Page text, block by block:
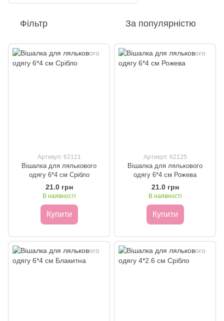
Фільтр За популярністю
Артикул: 62121
Вішалка для лялькового
одягу 6*4 см Срібло
21.0 грн
В наявності
Купити
Артикул: 62125
Вішалка для лялькового
одягу 6*4 см Рожева
21.0 грн
В наявності
Купити